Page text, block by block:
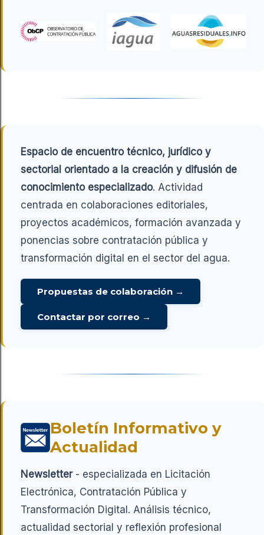
Espacio de encuentro técnico, jurídico y
sectorial orientado a la creación y difusión de
conocimiento especializado. Actividad
centrada en colaboraciones editoriales,
proyectos académicos, formación avanzada y
ponencias sobre contratación pública y
transformación digital en el sector del agua.
Propuestas de colaboración →
Contactar por correo →
Boletín Informativo y
Actualidad
Newsletter- especializada en Licitación
Electrónica, Contratación Pública y
Transformación Digital. Análisis técnico,
actualidad sectorial y reflexión profesional